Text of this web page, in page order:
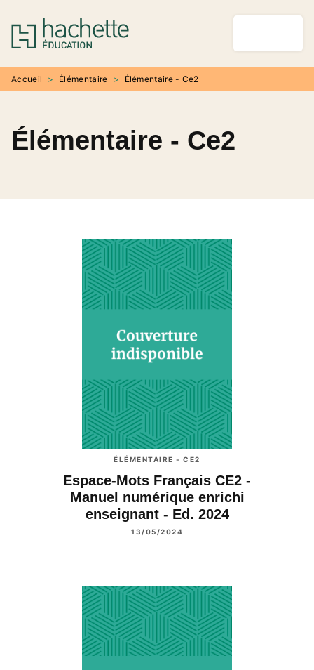
MENU RECHERCHE
PIED DE PAGE
Accueil > Élémentaire > Élémentaire - Ce2
Élémentaire - Ce2
ÉLÉMENTAIRE - CE2
Espace-Mots Français CE2 -
Manuel numérique enrichi
enseignant - Ed. 2024
13/05/2024